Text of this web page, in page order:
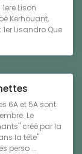
Lison
Kerhouant,
Lisandro Que
6A et 5A sont
Le
créé par la
la tête"
perso ...